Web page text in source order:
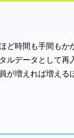
ど時間も手間も
ルデータとして再
が増えれば増え